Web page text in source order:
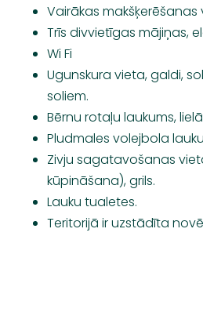
Vairākas makšķerēšanas
Trīs divvietīgas mājiņas,
Wi Fi
Ugunskura vieta, galdi,
soliem.
Bērnu rotaļu laukums,
Pludmales volejbola
Zivju sagatavošanas
kūpināšana), grils.
Lauku tualetes.
Teritorijā ir uzstādīta